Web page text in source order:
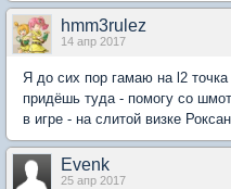
hmm3rulez
14 апр 2017
Я до сих пор гамаю на l2
придёшь туда - помогу со
в игре - на слитой визке
Evenk
25 апр 2017